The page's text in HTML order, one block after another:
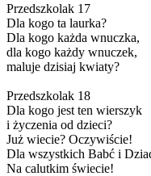
Przedszkolak 17
Dla kogo ta laurka?
Dla kogo każda wnuczka,
dla kogo każdy wnuczek,
maluje dzisiaj kwiaty?
Przedszkolak 18
Dla kogo jest ten wierszyk
i życzenia od dzieci?
Już wiecie? Oczywiście!
Dla wszystkich Babć i
Na calutkim świecie!